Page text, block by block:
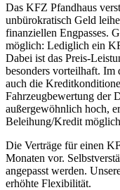
Das KFZ Pfandhaus
unbürokratisch Geld
finanziellen Engpasses.
möglich: Lediglich ein
Dabei ist das Preis-
besonders vorteilhaft. Im
auch die
Fahrzeugbewertung der
außergewöhnlich hoch,
Beleihung/Kredit
Die Verträge für einen
Monaten vor.
angepasst werden.
erhöhte Flexibilität.